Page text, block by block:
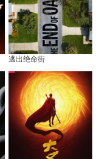
逃出绝命街